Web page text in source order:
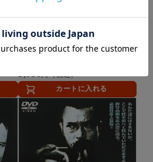
ゆうパケット便 DVD
カートに入れる